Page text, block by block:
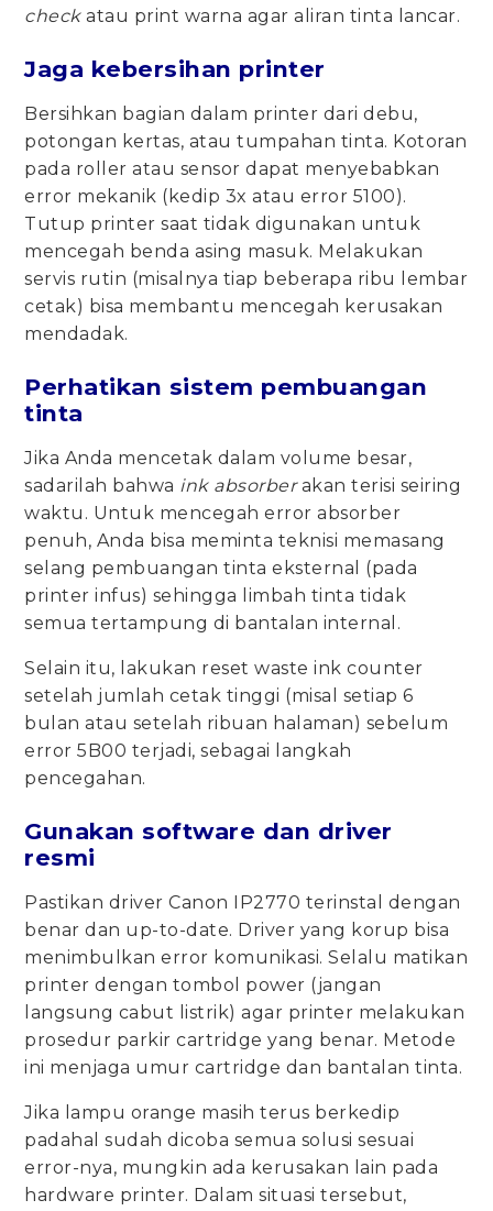
checkatau print warna agar aliran tinta lancar.
Jaga kebersihan printer
Bersihkan bagian dalam printer dari debu,
potongan kertas, atau tumpahan tinta. Kotoran
pada roller atau sensor dapat menyebabkan
error mekanik (kedip 3x atau error 5100).
Tutup printer saat tidak digunakan untuk
mencegah benda asing masuk. Melakukan
servis rutin (misalnya tiap beberapa ribu lembar
cetak) bisa membantu mencegah kerusakan
mendadak.
Perhatikan sistem pembuangan
tinta
Jika Anda mencetak dalam volume besar,
sadarilah bahwa ink absorberakan terisi seiring
waktu. Untuk mencegah error absorber
penuh, Anda bisa meminta teknisi memasang
selang pembuangan tinta eksternal (pada
printer infus) sehingga limbah tinta tidak
semua tertampung di bantalan internal.
Selain itu, lakukan reset waste ink counter
setelah jumlah cetak tinggi (misal setiap 6
bulan atau setelah ribuan halaman) sebelum
error 5B00 terjadi, sebagai langkah
pencegahan.
Gunakan software dan driver
resmi
Pastikan driver Canon IP2770 terinstal dengan
benar dan up-to-date. Driver yang korup bisa
menimbulkan error komunikasi. Selalu matikan
printer dengan tombol power (jangan
langsung cabut listrik) agar printer melakukan
prosedur parkir cartridge yang benar. Metode
ini menjaga umur cartridge dan bantalan tinta.
Jika lampu orange masih terus berkedip
padahal sudah dicoba semua solusi sesuai
error-nya, mungkin ada kerusakan lain pada
hardware printer. Dalam situasi tersebut,